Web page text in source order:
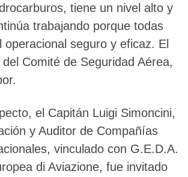
tiene un nivel alto y
trabajando porque todas
operacional seguro y eficaz. El
Comité de Seguridad Aérea,
el Capitán Luigi Simoncini,
y Auditor de Compañías
vinculado con G.E.D.A.
di Aviazione, fue invitado